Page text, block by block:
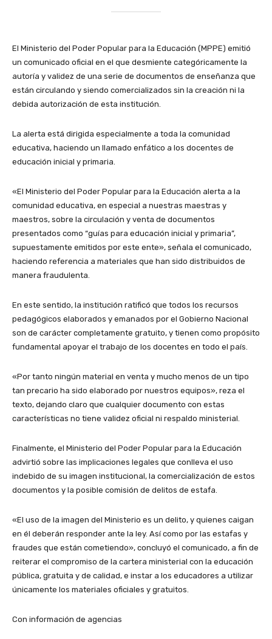
El Ministerio del Poder Popular para la Educación (MPPE) emitió
un comunicado oficial en el que desmiente categóricamente la
autoría y validez de una serie de documentos de enseñanza que
están circulando y siendo comercializados sin la creación ni la
debida autorización de esta institución.
​La alerta está dirigida especialmente a toda la comunidad
educativa, haciendo un llamado enfático a los docentes de
educación inicial y primaria.
​«El Ministerio del Poder Popular para la Educación alerta a la
comunidad educativa, en especial a nuestras maestras y
maestros, sobre la circulación y venta de documentos
presentados como “guías para educación inicial y primaria”,
supuestamente emitidos por este ente», señala el comunicado,
haciendo referencia a materiales que han sido distribuidos de
manera fraudulenta.
​En este sentido, la institución ratificó que todos los recursos
pedagógicos elaborados y emanados por el Gobierno Nacional
son de carácter completamente gratuito, y tienen como propósito
fundamental apoyar el trabajo de los docentes en todo el país.
​«Por tanto ningún material en venta y mucho menos de un tipo
tan precario ha sido elaborado por nuestros equipos», reza el
texto, dejando claro que cualquier documento con estas
características no tiene validez oficial ni respaldo ministerial.
​Finalmente, el Ministerio del Poder Popular para la Educación
advirtió sobre las implicaciones legales que conlleva el uso
indebido de su imagen institucional, la comercialización de estos
documentos y la posible comisión de delitos de estafa.
​«El uso de la imagen del Ministerio es un delito, y quienes caigan
en él deberán responder ante la ley. Así como por las estafas y
fraudes que están cometiendo», concluyó el comunicado, a fin de
reiterar el compromiso de la cartera ministerial con la educación
pública, gratuita y de calidad, e instar a los educadores a utilizar
únicamente los materiales oficiales y gratuitos.
​Con información de agencias